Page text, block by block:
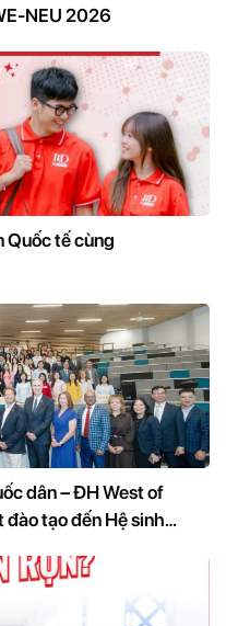
NEU 2026
Quốc tế cùng
dân – ĐH West of
đào tạo đến Hệ sinh